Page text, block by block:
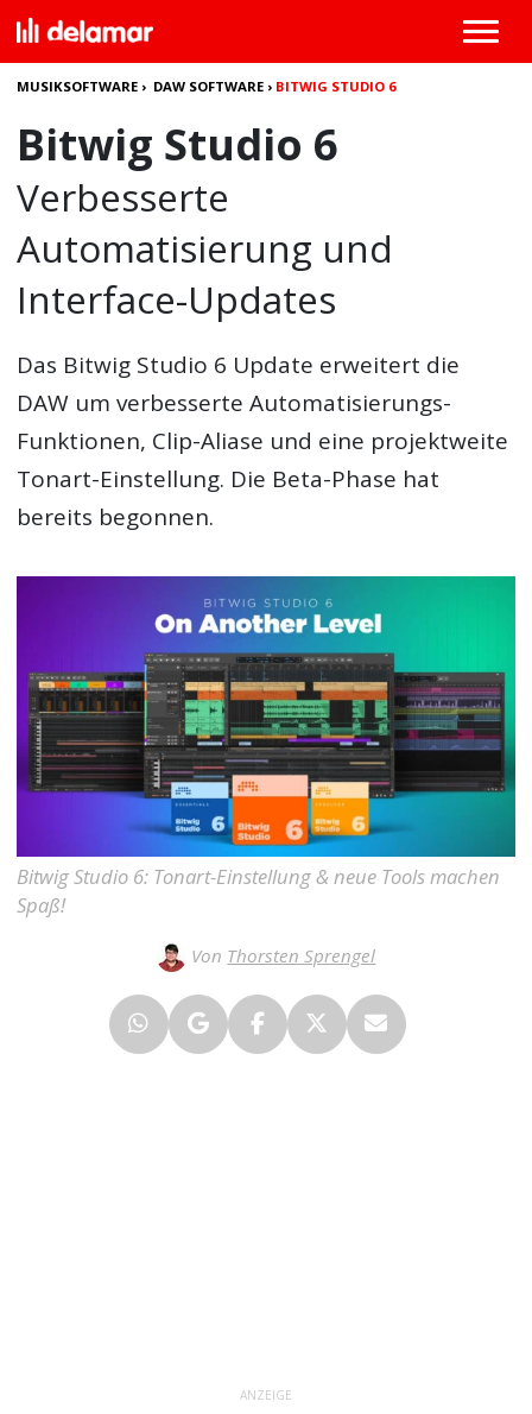
MUSIKSOFTWARE › DAW SOFTWARE › BITWIG STUDIO 6
Bitwig Studio 6
Verbesserte
Automatisierung und
Interface-Updates
Das Bitwig Studio 6 Update erweitert die
DAW um verbesserte Automatisierungs-
Funktionen, Clip-Aliase und eine projektweite
Tonart-Einstellung. Die Beta-Phase hat
bereits begonnen.
Bitwig Studio 6: Tonart-Einstellung & neue Tools machen
Spaß!
Von Thorsten Sprengel
ANZEIGE